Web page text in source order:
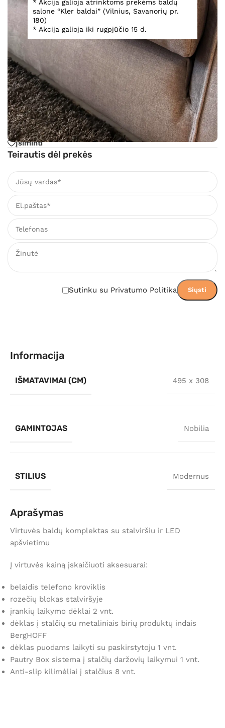
* Akcija galioja atrinktoms prekėms baldų
salone “Kler baldai” (Vilnius, Savanorių pr.
180)
* Akcija galioja iki rugpjūčio 15 d.
Virtuvės baldų komplektas Nobilia
Baldus apžiūrėti galima Vilniuje, Savanorių pr. 180
,,KLER BALDAI” salone
16 597,00€ 8 299,00€
Įsiminti
Teirautis dėl prekės
Sutinku su Privatumo Politika
Informacija
IŠMATAVIMAI (CM) 495 x 308
GAMINTOJAS Nobilia
STILIUS Modernus
Aprašymas
Virtuvės baldų komplektas su stalviršiu ir LED
apšvietimu
Į virtuvės kainą įskaičiuoti aksesuarai:
belaidis telefono kroviklis
rozečių blokas stalviršyje
įrankių laikymo dėklai 2 vnt.
dėklas į stalčių su metaliniais birių produktų indais
BergHOFF
dėklas puodams laikyti su paskirstytoju 1 vnt.
Pautry Box sistema į stalčių daržovių laikymui 1 vnt.
Anti-slip kilimėliai į stalčius 8 vnt.